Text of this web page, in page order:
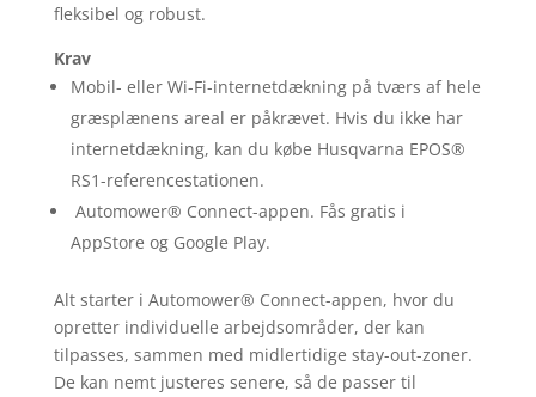
fleksibel og robust.
Krav
Mobil- eller Wi-Fi-internetdækning på tværs af hele
græsplænens areal​ er påkrævet. Hvis du ikke har
internetdækning, kan du købe Husqvarna EPOS®
RS1-referencestationen.
Automower® Connect-appen. Fås gratis i
AppStore og Google Play.
Alt starter i Automower® Connect-appen, hvor du
opretter individuelle arbejdsområder, der kan
tilpasses, sammen med midlertidige stay-out-zoner.
De kan nemt justeres senere, så de passer til